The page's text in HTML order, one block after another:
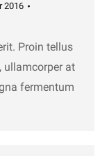
2016
Proin tellus
ullamcorper at
fermentum